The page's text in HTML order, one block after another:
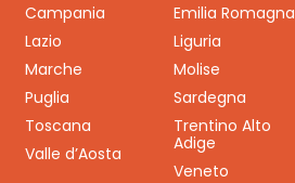
Campania
Emilia Romagna
Lazio
Liguria
Marche
Molise
Puglia
Sardegna
Toscana
Trentino Alto
Adige
Valle d’Aosta
Veneto